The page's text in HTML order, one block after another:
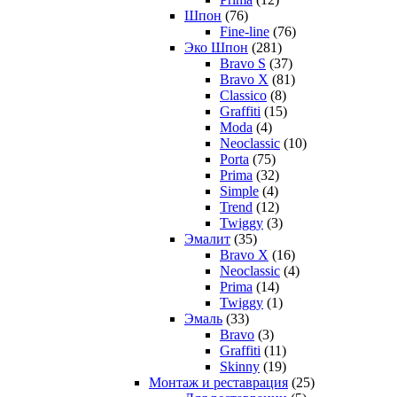
Шпон (76)
Fine-line (76)
Эко Шпон (281)
Bravo S (37)
Bravo X (81)
Classico (8)
Graffiti (15)
Moda (4)
Neoclassic (10)
Porta (75)
Prima (32)
Simple (4)
Trend (12)
Twiggy (3)
Эмалит (35)
Bravo X (16)
Neoclassic (4)
Prima (14)
Twiggy (1)
Эмаль (33)
Bravo (3)
Graffiti (11)
Skinny (19)
Монтаж и реставрация (25)